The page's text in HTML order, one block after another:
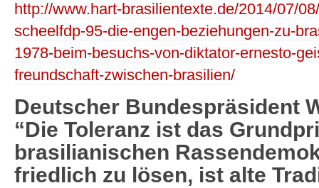
http://www.hart-brasilientexte.de/2014/07/
scheelfdp-95-die-engen-beziehungen-zu-
1978-beim-besuchs-von-diktator-ernesto-
freundschaft-zwischen-brasilien/
Deutscher Bundespräsident
“Die Toleranz ist das
brasilianischen
friedlich zu lösen, ist alte